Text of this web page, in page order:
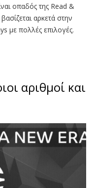
οπαδός της Read &
αρκετά στην
με πολλές επιλογές.
αριθμοί και